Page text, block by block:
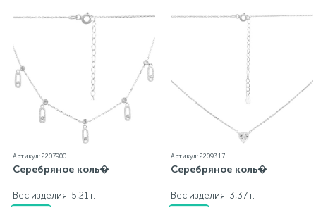
Артикул: 2207900
Серебряное коль�
Вес изделия: 5,21 г.
Артикул: 2209317
Серебряное коль�
Вес изделия: 3,37 г.